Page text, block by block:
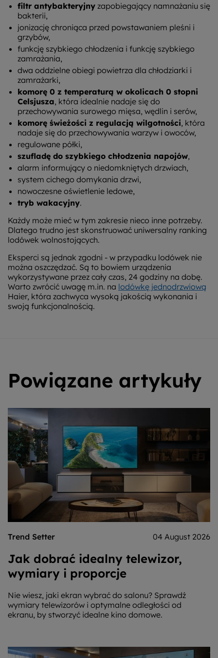
filtr antybakteryjny zapobiegający namnażaniu się
bakterii,
jonizację chroniąca przed powstawaniem pleśni i
grzybów,
funkcję szybkiego chłodzenia i funkcję szybkiego
zamrażania,
dwa oddzielne obiegi powietrza dla chłodziarki i
zamrażarki,
komorę 0 z temperaturą w okolicach 0 stopni
Celsjusza, która idealnie nadaje się do
przechowywania surowego mięsa, wędlin i serów,
komorę świeżości z regulacją wilgotności, która
nadaje się do przechowywania warzyw i owoców,
regulowane półki,
szufladę do szybkiego chłodzenia napojów,
alarm informujący o niedomkniętych drzwiach,
system cichego domykania drzwi,
nowoczesne oświetlenie ledowe,
tryb wakacyjny.
Każdy może mieć w tym zakresie nieco inne potrzeby.
Dlatego trudno jest skonstruować uniwersalny ranking
lodówek wolnostojących.
Eksperci są jednak zgodni - w przypadku lodówek nie
można oszczędzać. Są to bowiem urządzenia
wykorzystywane przez cały czas, 24 godziny na dobę.
Warto zwrócić uwagę m.in. na lodówkę jednodrzwiową
Haier, która zachwyca wysoką jakością wykonania i
swoją funkcjonalnością.
Powiązane artykuły
Trend Setter 04 August 2026
Jak dobrać idealny telewizor,
wymiary i proporcje
Nie wiesz, jaki ekran wybrać do salonu? Sprawdź
wymiary telewizorów i optymalne odległości od
ekranu, by stworzyć idealne kino domowe.